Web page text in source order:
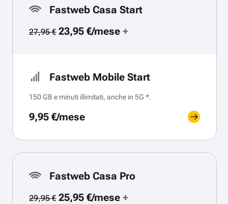
Fastweb Casa Start
27,95 €23,95 €/mese+
Fastweb Mobile Start
150 GB e minuti illimitati, anche in 5G *.
9,95 €/mese
Fastweb Casa Pro
29,95 €25,95 €/mese+